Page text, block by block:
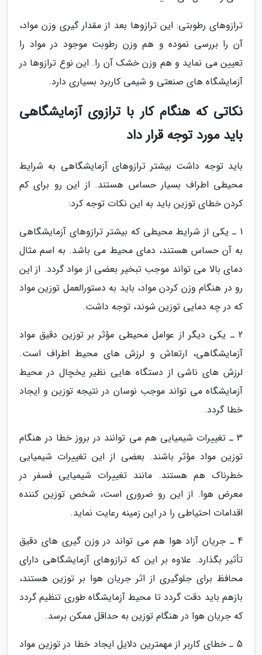
ترازوهای رطوبتی: این ترازوها بعد از مقدار گیری وزن مواد،
آن را بررسی نموده و هم وزن رطوبت موجود در مواد را
تعیین می نماید و هم وزن خشک آن را. این نوع ترازوها در
آزمایشگاه های صنعتی و شیمی کاربرد بسیاری دارد.
نکاتی که هنگام کار با ترازوی آزمایشگاهی
باید مورد توجه قرار داد
باید توجه داشت بیشتر ترازوهای آزمایشگاهی به شرایط
محیطی اطراف بسیار حساس هستند. از این رو برای کم
کردن خطای توزین باید به این نکات توجه کرد:
1 ـ یکی از شرایط محیطی که بیشتر ترازوهای آزمایشگاهی
به آن حساس هستند، دمای محیط می باشد. به اسم مثال
دمای بالا می تواند موجب تبخیر بعضی از مواد گردد. از این
رو در هنگام وزن کردن مواد، باید به دستورالعمل توزین مواد
که در چه دمایی توزین شوند، توجه داشت.
2 ـ یکی دیگر از عوامل محیطی مؤثر بر توزین دقیق مواد
آزمایشگاهی، ارتعاش و لرزش های محیط اطراف است.
لرزش های ناشی از دستگاه هایی نظیر یخچال در محیط
آزمایشگاه می تواند موجب نوسان در نتیجه توزین و ایجاد
خطا گردد.
3 ـ تغییرات شیمیایی هم می توانند در بروز خطا در هنگام
توزین مواد مؤثر باشند. بعضی از این تغییرات شیمیایی
خطرناک هم هستند. مانند تغییرات شیمیایی فسفر در
معرض هوا. از این رو ضروری است، شخص توزین کننده
اقدامات احتیاطی را در این زمینه رعایت نماید.
4 ـ جریان آزاد هوا هم می تواند در وزن گیری های دقیق
تأثیر بگذارد. علاوه بر این که ترازوهای آزمایشگاهی دارای
محافظ برای جلوگیری از اثر جریان هوا بر توزین هستند،
بازهم باید دقت گردد تا محیط آزمایشگاه طوری تنظیم گردد
که جریان هوا در هنگام توزین به حداقل ممکن برسد.
5 ـ خطای کاربر از مهمترین دلایل ایجاد خطا در توزین مواد